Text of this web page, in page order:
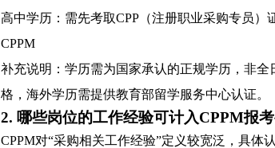
高中学历：需先考取CPP（注册职业采购专员
CPPM
补充说明：学历需为国家承认的正规学历，非
格，海外学历需提供教育部留学服务中心认证。
2. 哪些岗位的工作经验可计入CPPM报
CPPM对“采购相关工作经验”定义较宽泛，具体